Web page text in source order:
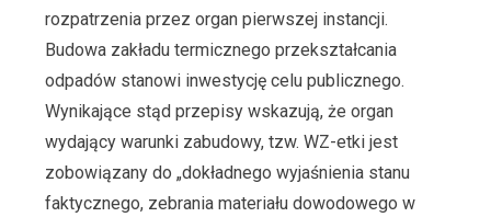
rozpatrzenia przez organ pierwszej instancji.
Budowa zakładu termicznego przekształcania
odpadów stanowi inwestycję celu publicznego.
Wynikające stąd przepisy wskazują, że organ
wydający warunki zabudowy, tzw. WZ-etki jest
zobowiązany do „dokładnego wyjaśnienia stanu
faktycznego, zebrania materiału dowodowego w